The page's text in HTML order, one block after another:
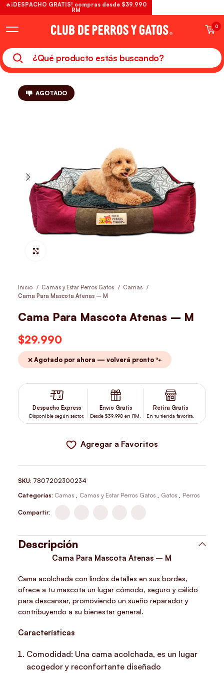
0
AGOTADO
Inicio Camas y Estar Perros Gatos
Camas
Cama Para Mascota Atenas – M
Cama Para Mascota Atenas – M
$29.990
❌ Agotado por ahora — volverá pronto 🐾
Despacho Express
Disponible según sector.
Envío Gratis
Desde $39.990 en RM.
Retira Gratis
En tu tienda favorita.
Agregar a Favoritos
SKU: 7807202300234
Categorías: Camas Camas y Estar Perros Gatos Gatos Perros
Compartir:
Descripción
Cama Para Mascota Atenas – M
Cama acolchada con lindos detalles en sus bordes,
ofrece a tu mascota un lugar cómodo, seguro y cálido
para descansar, promoviendo un sueño reparador y
contribuyendo a su bienestar general.
Características
Comodidad: Una cama acolchada, es un lugar
acogedor y reconfortante diseñado
🔥¡DESPACHO GRATIS! compras desde $39.990
RM